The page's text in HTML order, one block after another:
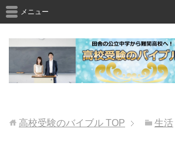
メニュー
高校受験のバイブル TOP 生活